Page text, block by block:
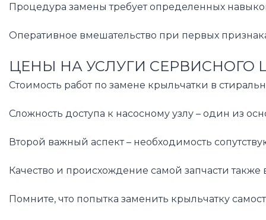
Процедура замены требует определенных
Оперативное вмешательство при первых
ЦЕНЫ НА УСЛУГИ СЕРВИСНОГО
Стоимость работ по замене крыльчатки в
Сложность доступа к насосному узлу – один из
Второй важный аспект – необходимость
Качество и происхождение самой запчасти
Помните, что попытка заменить крыльчатку